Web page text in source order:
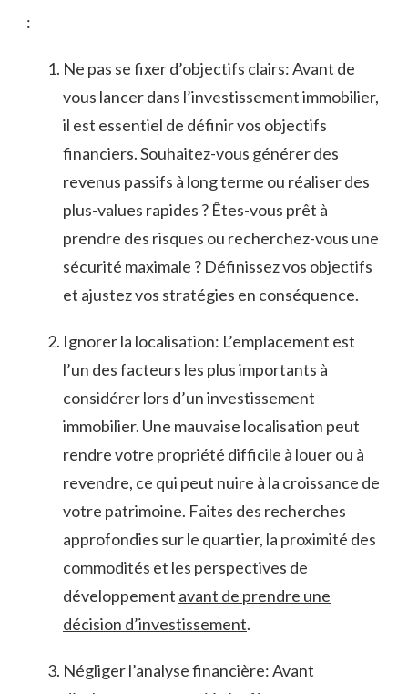
:
Ne pas se fixer d’objectifs clairs: Avant de
vous lancer dans l’investissement immobilier,
il est essentiel de définir vos objectifs
financiers. Souhaitez-vous‌ générer ‌des
revenus passifs à long terme ou ‍réaliser des
plus-values rapides ? Êtes-vous prêt à
prendre⁢ des risques ⁣ou recherchez-vous une
sécurité maximale ? Définissez vos objectifs
et ajustez vos stratégies ⁢en conséquence.
Ignorer la ‍localisation: L’emplacement est​
l’un des facteurs les⁣ plus importants à
considérer lors ​d’un investissement
‌immobilier.​ Une‌ mauvaise localisation peut
rendre votre propriété⁢ difficile à louer ou à
revendre, ce qui peut nuire⁤ à la ⁢croissance de
votre patrimoine. Faites des recherches
approfondies sur le quartier, la ‍proximité ‍des
commodités et les perspectives de
⁢développement avant de‌ prendre⁤ une
décision‌ d’investissement.
Négliger l’analyse ⁤financière: ‌Avant